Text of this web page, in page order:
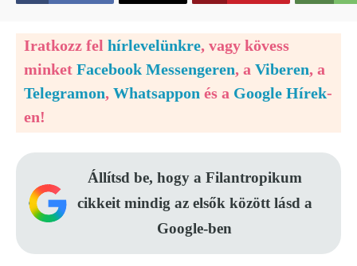
Iratkozz fel hírlevelünkre, vagy kövess
minket Facebook Messengeren, a Viberen, a
Telegramon, Whatsappon és a Google Hírek-
en!
Állítsd be, hogy a Filantropikum
cikkeit mindig az elsők között lásd a
Google-ben